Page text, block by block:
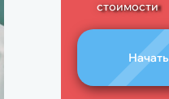
стоимости
Начать